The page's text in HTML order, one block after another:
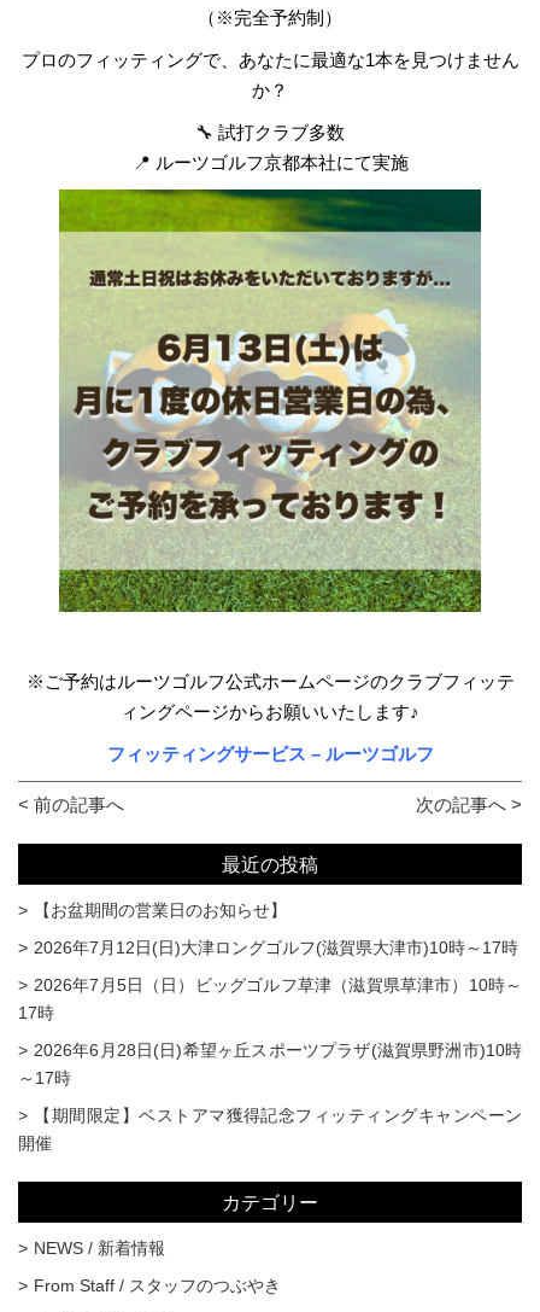
（※完全予約制）
プロのフィッティングで、あなたに最適な1本を見つけません
か？
🔧 試打クラブ多数
📍 ルーツゴルフ京都本社にて実施
※ご予約はルーツゴルフ公式ホームページのクラブフィッテ
ィングページからお願いいたします♪
フィッティングサービス – ルーツゴルフ
< 前の記事へ 次の記事へ >
最近の投稿
【お盆期間の営業日のお知らせ】
2026年7月12日(日)大津ロングゴルフ(滋賀県大津市)10時～17時
2026年7月5日（日）ビッグゴルフ草津（滋賀県草津市）10時～
17時
2026年6月28日(日)希望ヶ丘スポーツプラザ(滋賀県野洲市)10時
～17時
【期間限定】ベストアマ獲得記念フィッティングキャンペーン
開催
カテゴリー
NEWS / 新着情報
From Staff / スタッフのつぶやき